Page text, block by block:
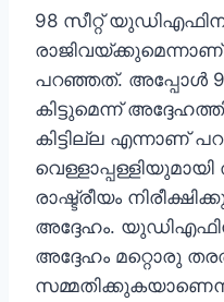
98 സീറ്റ് യുഡിഎഫിന്
രാജിവയ്ക്കുമെന്നാണ്
പറഞ്ഞത്. അപ്പോള്‍
കിട്ടുമെന്ന്
കിട്ടില്ല എന്നാണ്
രാഷ്ട്രീയം
അദ്ദേഹം. യുഡിഎഫിന്
അദ്ദേഹം മറ്റൊരു